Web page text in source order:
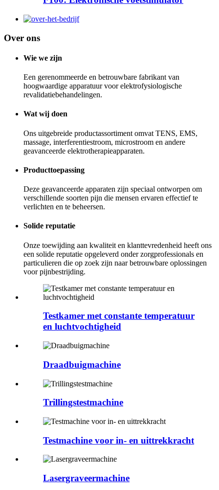
Over ons
Wie we zijn
Een gerenommeerde en betrouwbare fabrikant van
hoogwaardige apparatuur voor elektrofysiologische
revalidatiebehandelingen.
Wat wij doen
Ons uitgebreide productassortiment omvat TENS, EMS,
massage, interferentiestroom, microstroom en andere
geavanceerde elektrotherapieapparaten.
Producttoepassing
Deze geavanceerde apparaten zijn speciaal ontworpen om
verschillende soorten pijn die mensen ervaren effectief te
verlichten en te beheersen.
Solide reputatie
Onze toewijding aan kwaliteit en klanttevredenheid heeft ons
een solide reputatie opgeleverd onder zorgprofessionals en
particulieren die op zoek zijn naar betrouwbare oplossingen
voor pijnbestrijding.
Testkamer met constante temperatuur
en luchtvochtigheid
Draadbuigmachine
Trillingstestmachine
Testmachine voor in- en uittrekkracht
Lasergraveermachine